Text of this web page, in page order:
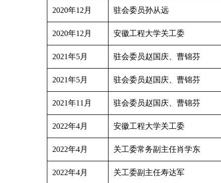
2020年12月 驻会委员孙从远
2020年12月 安徽工程大学关工委
2021年5月 驻会委员赵国庆、曹锦芬
2021年5月 驻会委员赵国庆、曹锦芬
2021年11月 驻会委员赵国庆、曹锦芬
2022年4月 安徽工程大学关工委
2022年4月 关工委常务副主任肖学东
2022年4月 关工委副主任寿达军